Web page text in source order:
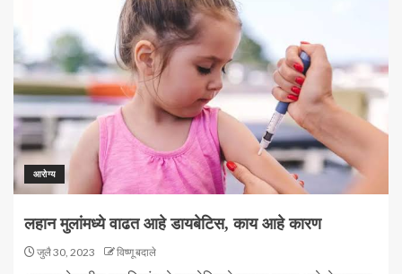
आरोग्य
लहान मुलांमध्ये वाढत आहे डायबेटिस, काय आहे कारण
जुलै 30, 2023 विष्णू बदाले